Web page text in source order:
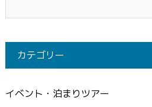
カテゴリー
イベント・泊まりツアー